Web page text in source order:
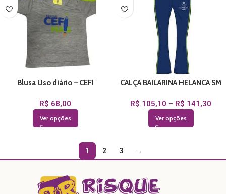
Blusa Uso diário – CEFI
R$ 68,00
Ver opções
CALÇA BAILARINA HELANCA SM
R$ 105,10 – R$ 141,30
Ver opções
1 2 3 →